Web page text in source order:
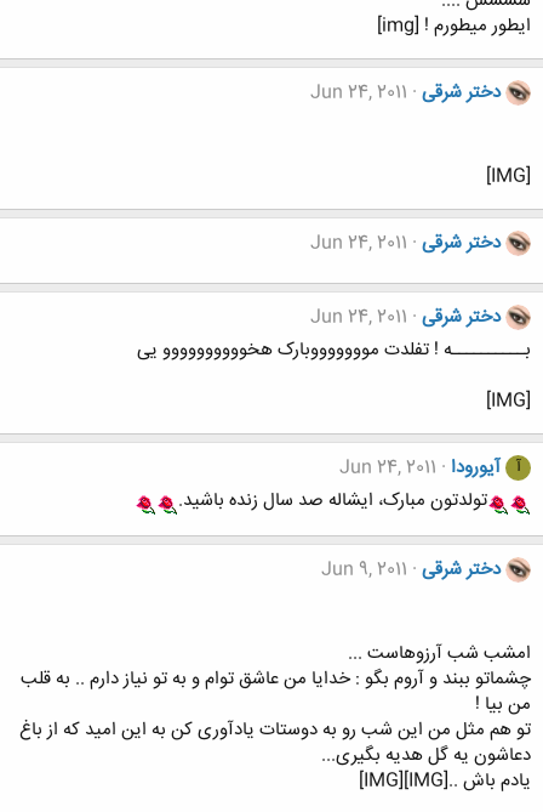
ایطور میطورم ! [img]
دختر شرقی Jun 24, 2011
[IMG]
دختر شرقی Jun 24, 2011
دختر شرقی Jun 24, 2011
بــــــــــه ! تفلدت موووووووبارک هخوووووووووو یی
[IMG]
آ آیورودا Jun 24, 2011
تولدتون مبارک، ایشاله صد سال زنده باشید.
دختر شرقی Jun 9, 2011
امشب شب آرزوهاست ...
چشماتو ببند و آروم بگو : خدایا من عاشق توام و به تو نیاز دارم .. به قلب
من بیا !
تو هم مثل من این شب رو به دوستات یادآوری کن به این امید که از باغ
دعاشون یه گل هدیه بگیری...
یادم باش ..[IMG][IMG]